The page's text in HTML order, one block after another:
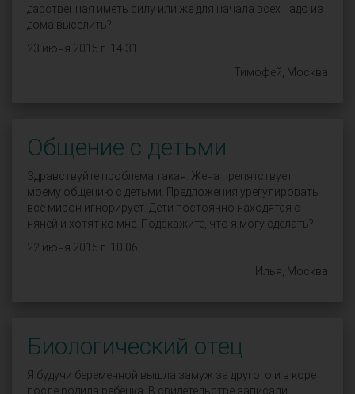
дарственная иметь силу или же для начала всех надо из
дома выселить?
23 июня 2015 г. 14:31
Тимофей, Москва
Общение с детьми
Здравствуйте проблема такая. Жена препятствует
моему общению с детьми. Предложения урегулировать
всё мирон игнорирует. Дети постоянно находятся с
няней и хотят ко мне. Подскажите, что я могу сделать?
22 июня 2015 г. 10:06
Илья, Москва
Биологический отец
Я будучи беременной вышла замуж за другого и в коре
после родила ребёнка. В свидетельстве записали